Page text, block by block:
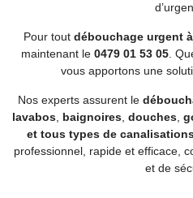
Pour tout débouchage urgent
maintenant le 0479 01 53 05.
vous apportons une
Nos experts assurent le
lavabos, baignoires, douches,
et tous types de
professionnel, rapide et efficace,
et de